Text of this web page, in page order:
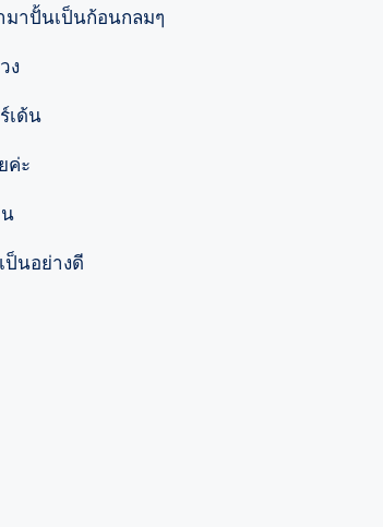
าปั้นเป็นก้อนกลมๆ
ง
เด้น
ค่ะ
ป็นอย่างดี